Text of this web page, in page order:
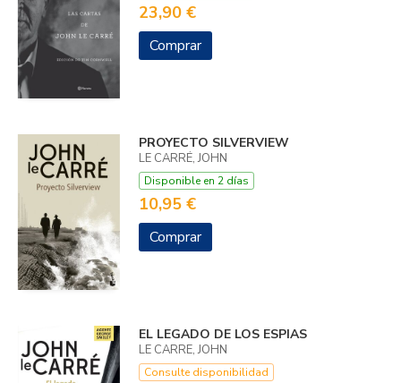
23,90 €
Comprar
PROYECTO SILVERVIEW
LE CARRÉ, JOHN
Disponible en 2 días
10,95 €
Comprar
EL LEGADO DE LOS ESPIAS
LE CARRE, JOHN
Consulte disponibilidad